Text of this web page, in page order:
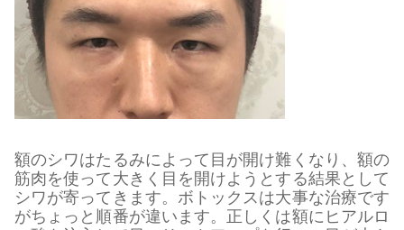
額のシワはたるみによって目が開け難くなり、額の
筋肉を使って大きく目を開けようとする結果として
シワが寄ってきます。ボトックスは大事な治療です
がちょっと順番が違います。正しくは額にヒアルロ